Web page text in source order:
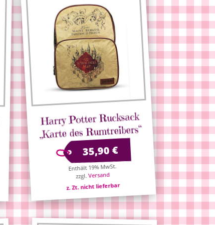
Harry Potter Rucksack
„Karte des Rumtreibers“
35,90€
Enthält 19% MwSt.
zzgl.Versand